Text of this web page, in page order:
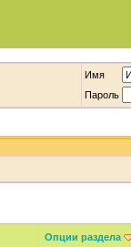
Имя
Пароль
Опции раздела